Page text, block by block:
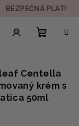
PLATBA
košík
Centella
krém s
50ml